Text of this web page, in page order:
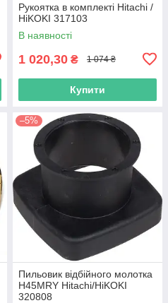
Рукоятка в комплекті Hitachi /
HiKOKI 317103
В наявності
1 020,30 ₴ 1 074 ₴
Купити
–5%
Пильовик відбійного молотка
H45MRY Hitachi/HiKOKI
320808